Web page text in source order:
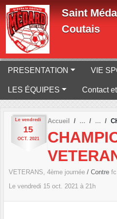
Saint
Coutais
PRESENTATION VIE
LES ÉQUIPES Contact
Le vendredi
15
OCT. 2021
Accueil
VETERANS, 4ème journée / Contre
Le vendredi 15 oct. 2021 à 21h
Panneau de gestion des cookies